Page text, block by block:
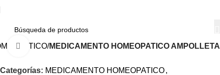
MEDICAMENTO HOMEOPATICO AMPOLLETA
Haga Click para agrandar
Categorías: MEDICAMENTO HOMEOPATICO,